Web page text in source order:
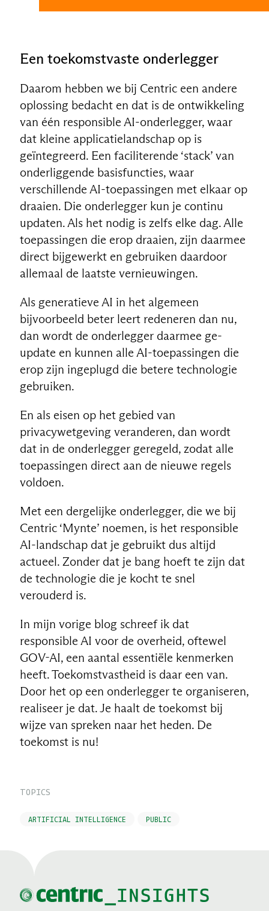
Een toekomstvaste onderlegger
Daarom hebben we bij Centric een andere
oplossing bedacht en dat is de ontwikkeling
van één responsible AI-onderlegger, waar
dat kleine applicatielandschap op is
geïntegreerd. Een faciliterende ‘stack’ van
onderliggende basisfuncties, waar
verschillende AI-toepassingen met elkaar op
draaien. Die onderlegger kun je continu
updaten. Als het nodig is zelfs elke dag. Alle
toepassingen die erop draaien, zijn daarmee
direct bijgewerkt en gebruiken daardoor
allemaal de laatste vernieuwingen.
Als generatieve AI in het algemeen
bijvoorbeeld beter leert redeneren dan nu,
dan wordt de onderlegger daarmee ge-
update en kunnen alle AI-toepassingen die
erop zijn ingeplugd die betere technologie
gebruiken.
En als eisen op het gebied van
privacywetgeving veranderen, dan wordt
dat in de onderlegger geregeld, zodat alle
toepassingen direct aan de nieuwe regels
voldoen.
Met een dergelijke onderlegger, die we bij
Centric ‘Mynte’ noemen, is het responsible
AI-landschap dat je gebruikt dus altijd
actueel. Zonder dat je bang hoeft te zijn dat
de technologie die je kocht te snel
verouderd is.
In mijn vorige blog schreef ik dat
responsible AI voor de overheid, oftewel
GOV-AI, een aantal essentiële kenmerken
heeft. Toekomstvastheid is daar een van.
Door het op een onderlegger te organiseren,
realiseer je dat. Je haalt de toekomst bij
wijze van spreken naar het heden. De
toekomst is nu!
TOPICS
ARTIFICIAL INTELLIGENCE PUBLIC